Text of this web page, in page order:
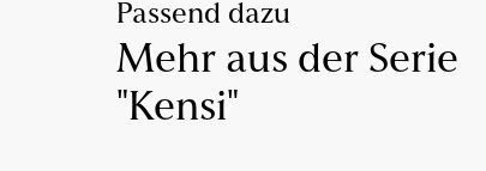
Passend dazu
Mehr aus der Serie
"Kensi"